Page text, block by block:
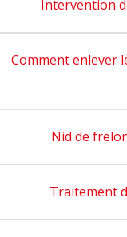
Intervention
Comment enlever
Nid de
Traitement